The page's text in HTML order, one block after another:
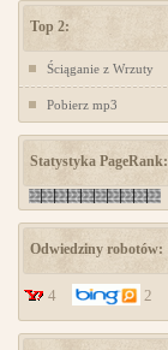
Top 2:
Ściąganie z Wrzuty
Pobierz mp3
Statystyka PageRank:
Odwiedziny robotów:
4 2